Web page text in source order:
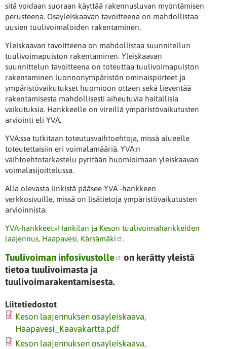
sitä voidaan suoraan käyttää rakennusluvan myöntämisen
perusteena. Osayleiskaavan tavoitteena on mahdollistaa
uusien tuulivoimaloiden rakentaminen.
Yleiskaavan tavoitteena on mahdollistaa suunnitellun
tuulivoimapuiston rakentaminen. Yleiskaavan
suunnittelun tavoitteena on toteuttaa tuulivoimapuiston
rakentaminen luonnonympäristön ominaispiirteet ja
ympäristövaikutukset huomioon ottaen sekä lieventää
rakentamisesta mahdollisesti aiheutuvia haitallisia
vaikutuksia. Hankkeelle on vireillä ympäristövaikutusten
arviointi eli YVA.
YVA:ssa tutkitaan toteutusvaihtoehtoja, missä alueelle
toteutettaisiin eri voimalamääriä. YVA:n
vaihtoehtotarkastelu pyritään huomioimaan yleiskaavan
voimalasijoittelussa.
Alla olevasta linkistä pääsee YVA -hankkeen
verkkosivuille, missä on lisätietoja ympäristövaikutusten
arvioinnista:
YVA-hankkeet>Hankilan ja Keson tuulivoimahankkeiden
laajennus, Haapavesi, Kärsämäki
.
Tuulivoiman infosivustolle
on kerätty yleistä
tietoa tuulivoimasta ja
tuulivoimarakentamisesta.
Liitetiedostot
Keson laajennuksen osayleiskaava,
Haapavesi_Kaavakartta.pdf
Keson laajennuksen osayleiskaava,